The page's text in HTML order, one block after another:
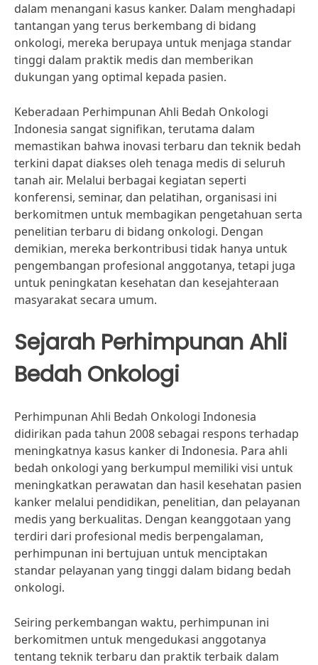
dalam menangani kasus kanker. Dalam menghadapi
tantangan yang terus berkembang di bidang
onkologi, mereka berupaya untuk menjaga standar
tinggi dalam praktik medis dan memberikan
dukungan yang optimal kepada pasien.
Keberadaan Perhimpunan Ahli Bedah Onkologi
Indonesia sangat signifikan, terutama dalam
memastikan bahwa inovasi terbaru dan teknik bedah
terkini dapat diakses oleh tenaga medis di seluruh
tanah air. Melalui berbagai kegiatan seperti
konferensi, seminar, dan pelatihan, organisasi ini
berkomitmen untuk membagikan pengetahuan serta
penelitian terbaru di bidang onkologi. Dengan
demikian, mereka berkontribusi tidak hanya untuk
pengembangan profesional anggotanya, tetapi juga
untuk peningkatan kesehatan dan kesejahteraan
masyarakat secara umum.
Sejarah Perhimpunan Ahli
Bedah Onkologi
Perhimpunan Ahli Bedah Onkologi Indonesia
didirikan pada tahun 2008 sebagai respons terhadap
meningkatnya kasus kanker di Indonesia. Para ahli
bedah onkologi yang berkumpul memiliki visi untuk
meningkatkan perawatan dan hasil kesehatan pasien
kanker melalui pendidikan, penelitian, dan pelayanan
medis yang berkualitas. Dengan keanggotaan yang
terdiri dari profesional medis berpengalaman,
perhimpunan ini bertujuan untuk menciptakan
standar pelayanan yang tinggi dalam bidang bedah
onkologi.
Seiring perkembangan waktu, perhimpunan ini
berkomitmen untuk mengedukasi anggotanya
tentang teknik terbaru dan praktik terbaik dalam